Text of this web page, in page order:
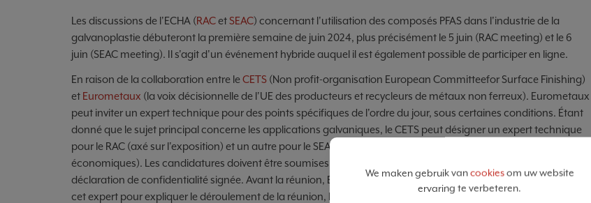
Les discussions de l'ECHA (RACetSEAC) concernant l'utilisation des composés PFAS dans l'industrie de la
galvanoplastie débuteront la première semaine de juin 2024, plus précisément le 5 juin (RAC meeting) et le 6
juin (SEAC meeting). Il s'agit d'un événement hybride auquel il est également possible de participer en ligne.
En raison de la collaboration entre leCETS (Non profit-organisation European CommitteeforSurface Finishing)
et Eurometaux (la voix décisionnelle de l'UE des producteurs et recycleurs de métaux non ferreux). Eurometaux
peut inviter un expert technique pour des points spécifiques de l'ordre du jour, sous certaines conditions. Étant
donné que le sujet principal concerne les applications galvaniques, le CETS peut désigner un expert technique
pour le RAC (axé sur l'exposition) et un autre pour le SEAC (sur les alternatives et/ou les aspects socio-
économiques). Les candidatures doivent être soumises avec un court CV, une lettre de motivation et une
déclaration de confidentialité signée. Avant la réunion, Eurometaux organisera un appel ou une réunion avec
cet expert pour expliquer le déroulement de la réunion, les attentes et la manière dont l'intervention sera menée.
We maken gebruik vancookiesom uw website
ervaring te verbeteren.